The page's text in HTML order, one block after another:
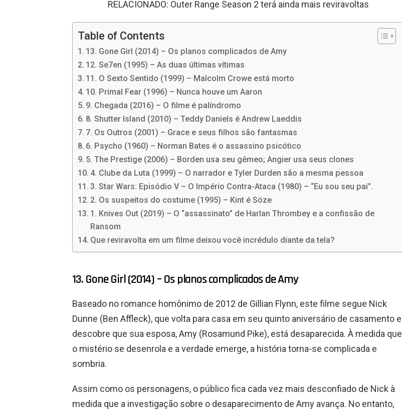
RELACIONADO: Outer Range Season 2 terá ainda mais reviravoltas
Table of Contents
13. Gone Girl (2014) – Os planos complicados de Amy
12. Se7en (1995) – As duas últimas vítimas
11. O Sexto Sentido (1999) – Malcolm Crowe está morto
10. Primal Fear (1996) – Nunca houve um Aaron
9. Chegada (2016) – O filme é palíndromo
8. Shutter Island (2010) – Teddy Daniels é Andrew Laeddis
7. Os Outros (2001) – Grace e seus filhos são fantasmas
6. Psycho (1960) – Norman Bates é o assassino psicótico
5. The Prestige (2006) – Borden usa seu gêmeo; Angier usa seus clones
4. Clube da Luta (1999) – O narrador e Tyler Durden são a mesma pessoa
3. Star Wars: Episódio V – O Império Contra-Ataca (1980) – “Eu sou seu pai”.
2. Os suspeitos do costume (1995) – Kint é Söze
1. Knives Out (2019) – O “assassinato” de Harlan Thrombey e a confissão de
Ransom
Que reviravolta em um filme deixou você incrédulo diante da tela?
13. Gone Girl (2014) – Os planos complicados de Amy
Baseado no romance homônimo de 2012 de Gillian Flynn, este filme segue Nick
Dunne (Ben Affleck), que volta para casa em seu quinto aniversário de casamento e
descobre que sua esposa, Amy (Rosamund Pike), está desaparecida. À medida que
o mistério se desenrola e a verdade emerge, a história torna-se complicada e
sombria.
Assim como os personagens, o público fica cada vez mais desconfiado de Nick à
medida que a investigação sobre o desaparecimento de Amy avança. No entanto,